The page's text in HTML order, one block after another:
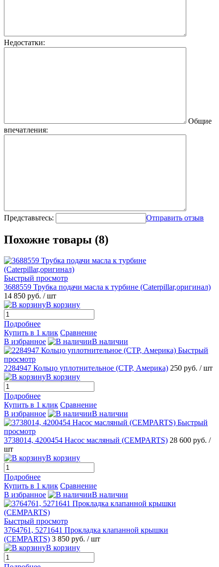
Недостатки:
Общие
впечатления:
Представьтесь: Отправить отзыв
Похожие товары (8)
Быстрый просмотр
3688559 Трубка подачи масла к турбине (Caterpillar,оригинал)
14 850 руб. / шт
В корзину
Подробнее
Купить в 1 клик Сравнение
В избранное
В наличии
Быстрый
просмотр
2284947 Кольцо уплотнительное (CTP, Америка) 250 руб. / шт
В корзину
Подробнее
Купить в 1 клик Сравнение
В избранное
В наличии
Быстрый
просмотр
3738014, 4200454 Насос масляный (CEMPARTS) 28 600 руб. /
шт
В корзину
Подробнее
Купить в 1 клик Сравнение
В избранное
В наличии
Быстрый просмотр
3764761, 5271641 Прокладка клапанной крышки
(CEMPARTS) 3 850 руб. / шт
В корзину